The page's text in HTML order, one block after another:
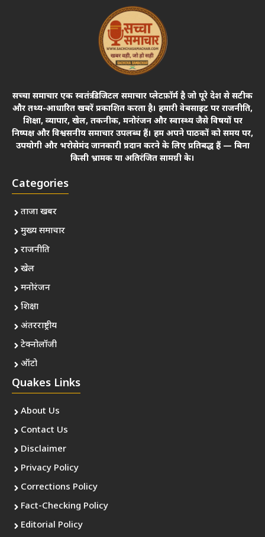
सच्चा समाचार एक स्वतंत्र डिजिटल समाचार प्लेटफ़ॉर्म है जो पूरे देश से सटीक
और तथ्य-आधारित खबरें प्रकाशित करता है। हमारी वेबसाइट पर राजनीति,
शिक्षा, व्यापार, खेल, तकनीक, मनोरंजन और स्वास्थ्य जैसे विषयों पर
निष्पक्ष और विश्वसनीय समाचार उपलब्ध हैं। हम अपने पाठकों को समय पर,
उपयोगी और भरोसेमंद जानकारी प्रदान करने के लिए प्रतिबद्ध हैं — बिना
किसी भ्रामक या अतिरंजित सामग्री के।
Categories
ताजा खबर
मुख्य समाचार
राजनीति
खेल
मनोरंजन
शिक्षा
अंतरराष्ट्रीय
टेक्नोलॉजी
ऑटो
Quakes Links
About Us
Contact Us
Disclaimer
Privacy Policy
Corrections Policy
Fact-Checking Policy
Editorial Policy